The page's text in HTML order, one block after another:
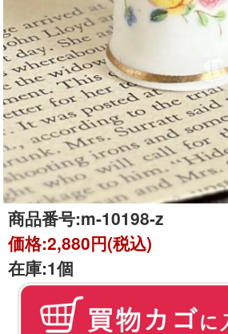
商品番号:m-10198-z
価格:2,880円(税込)
在庫:1個